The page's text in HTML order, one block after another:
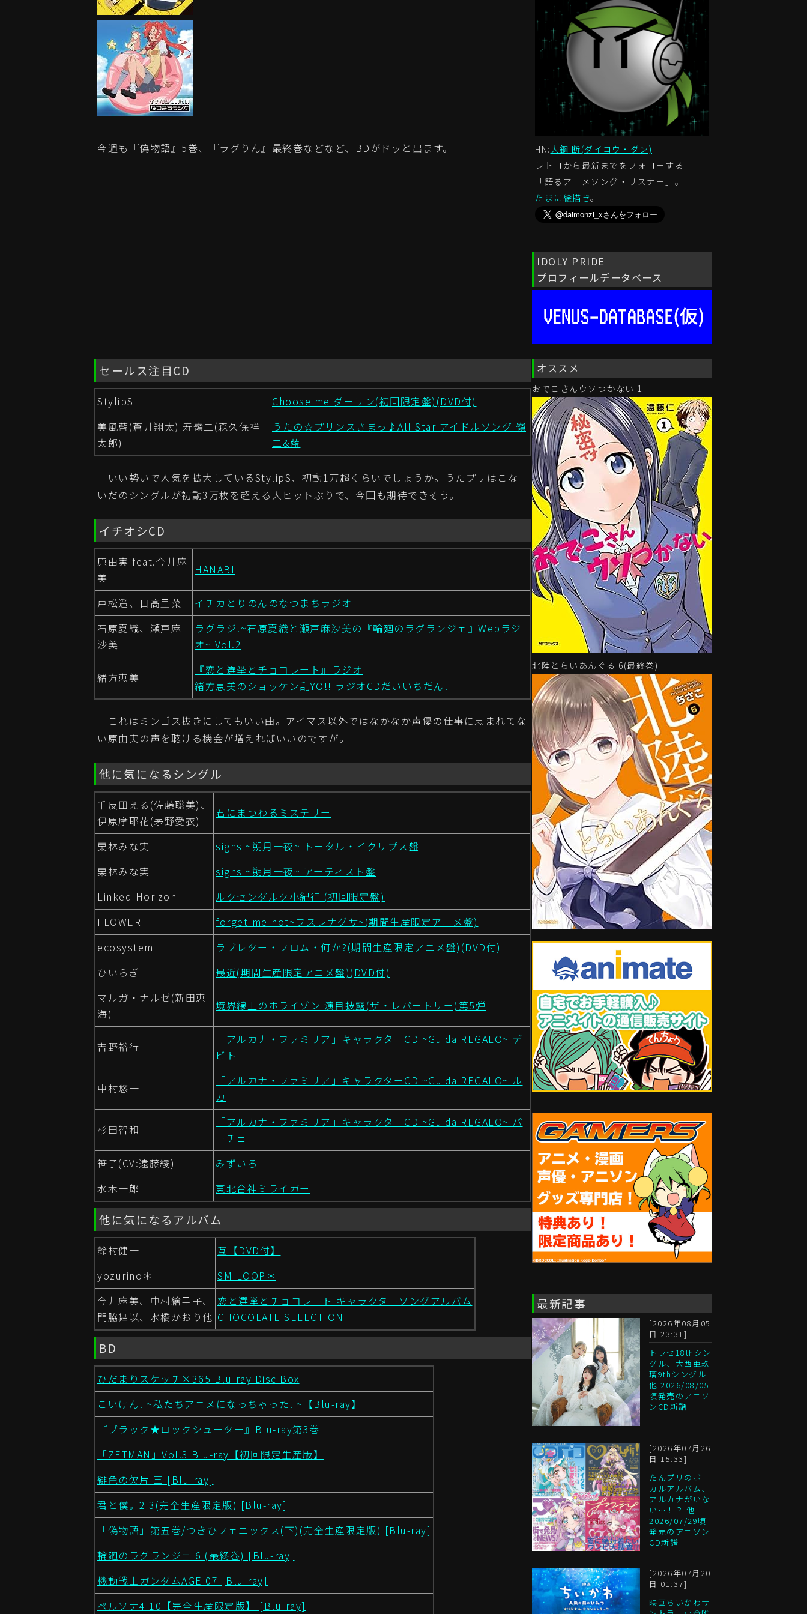
今週も『偽物語』5巻、『ラグりん』最終巻などなど、BDがドッと出ます。
セールス注目CD
StylipS
Choose me ダーリン(初回限定盤)(DVD付)
美風藍(蒼井翔太) 寿嶺二(森久保祥
太郎)
うたの☆プリンスさまっ♪All Star アイドルソング 嶺
二&藍
いい勢いで人気を拡大しているStylipS、初動1万超くらいでしょうか。うたプリはこな
いだのシングルが初動3万枚を超える大ヒットぶりで、今回も期待できそう。
イチオシCD
原由実 feat.今井麻
美
HANABI
戸松遥、日高里菜
イチカとりのんのなつまちラジオ
石原夏織、瀬戸麻
沙美
ラグラジ!~石原夏織と瀬戸麻沙美の『輪廻のラグランジェ』Webラジ
オ~ Vol.2
緒方恵美
『恋と選挙とチョコレート』ラジオ
緒方恵美のショッケン乱YO!! ラジオCDだいいちだん!
これはミンゴス抜きにしてもいい曲。アイマス以外ではなかなか声優の仕事に恵まれてな
い原由実の声を聴ける機会が増えればいいのですが。
他に気になるシングル
千反田える(佐藤聡美)、
伊原摩耶花(茅野愛衣)
君にまつわるミステリー
栗林みな実
signs ~朔月一夜~ トータル・イクリプス盤
栗林みな実
signs ~朔月一夜~ アーティスト盤
Linked Horizon
ルクセンダルク小紀行 (初回限定盤)
FLOWER
forget-me-not~ワスレナグサ~(期間生産限定アニメ盤)
ecosystem
ラブレター・フロム・何か?(期間生産限定アニメ盤)(DVD付)
ひいらぎ
最近(期間生産限定アニメ盤)(DVD付)
マルガ・ナルゼ(新田恵
海)
境界線上のホライゾン 演目披露(ザ・レパートリー)第5弾
吉野裕行
「アルカナ・ファミリア」キャラクターCD ~Guida REGALO~ デ
ビト
中村悠一
「アルカナ・ファミリア」キャラクターCD ~Guida REGALO~ ル
カ
杉田智和
「アルカナ・ファミリア」キャラクターCD ~Guida REGALO~ パ
ーチェ
笹子(CV:遠藤綾)
みずいろ
水木一郎
東北合神ミライガー
他に気になるアルバム
鈴村健一
互【DVD付】
yozurino＊
SMILOOP＊
今井麻美、中村繪里子、
門脇舞以、水橋かおり他
恋と選挙とチョコレート キャラクターソングアルバム
CHOCOLATE SELECTION
BD
ひだまりスケッチ×365 Blu-ray Disc Box
こいけん! ~私たちアニメになっちゃった! ~【Blu-ray】
『ブラック★ロックシューター』Blu-ray第3巻
「ZETMAN」Vol.3 Blu-ray【初回限定生産版】
緋色の欠片 三 [Blu-ray]
君と僕。2 3(完全生産限定版) [Blu-ray]
「偽物語」第五巻/つきひフェニックス(下)(完全生産限定版) [Blu-ray]
輪廻のラグランジェ 6 (最終巻) [Blu-ray]
機動戦士ガンダムAGE 07 [Blu-ray]
ペルソナ4 10【完全生産限定版】 [Blu-ray]
HN: 大鋼 断(ダイコウ・ダン)
レトロから最新までをフォローする
「語るアニメソング・リスナー」。
たまに絵描き。
IDOLY PRIDE
プロフィールデータベース
オススメ
おでこさんウソつかない 1
北陸とらいあんぐる 6(最終巻)
最新記事
[2026年08月05
日 23:31]
トラセ18thシン
グル、大西亜玖
璃9thシングル
他 2026/08/05
頃発売のアニソ
ンCD新譜
[2026年07月26
日 15:33]
たんプリのボー
カルアルバム、
アルカナがいな
い…！？ 他
2026/07/29頃
発売のアニソン
CD新譜
[2026年07月20
日 01:37]
映画ちいかわサ